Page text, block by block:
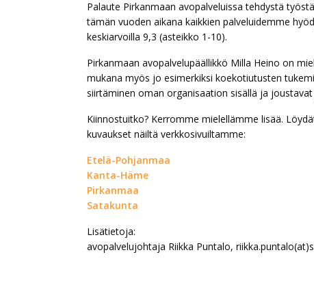
Palaute Pirkanmaan avopalveluissa tehdystä
tämän vuoden aikana kaikkien palveluidemme
keskiarvoilla 9,3 (asteikko 1-10).
Pirkanmaan avopalvelupäällikkö Milla Heino on
mukana myös jo esimerkiksi koekotiutusten
siirtäminen oman organisaation sisällä ja
Kiinnostuitko? Kerromme mielellämme lisää.
kuvaukset näiltä verkkosivuiltamme:
Etelä-Pohjanmaa
Kanta-Häme
Pirkanmaa
Satakunta
Lisätietoja:
avopalvelujohtaja Riikka Puntalo,